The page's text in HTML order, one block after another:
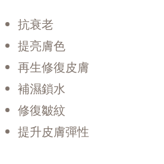
抗衰老
提亮膚色
再生修復皮膚
補濕鎖水
修復皺紋
提升皮膚彈性